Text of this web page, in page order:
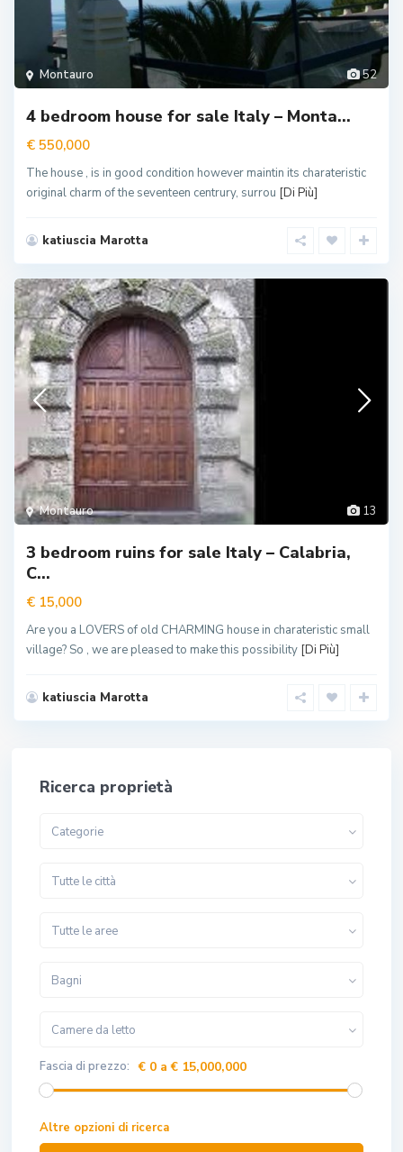
52
Montauro
4 bedroom house for sale Italy – Monta...
€ 550,000
The house , is in good condition however maintin its charateristic
original charm of the seventeen centrury, surrou [Di Più]
katiuscia Marotta
13
Montauro
3 bedroom ruins for sale Italy – Calabria,
C...
€ 15,000
Are you a LOVERS of old CHARMING house in charateristic small
village? So , we are pleased to make this possibility [Di Più]
katiuscia Marotta
Ricerca proprietà
Categorie
Tutte le città
Tutte le aree
Bagni
Camere da letto
Fascia di prezzo: € 0 a € 15,000,000
Altre opzioni di ricerca